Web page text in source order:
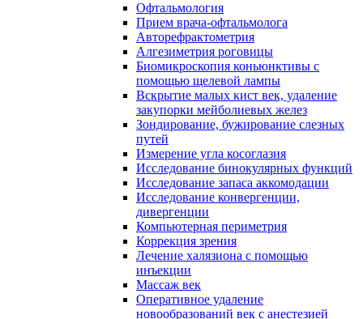
Офтальмология
Прием врача-офтальмолога
Авторефрактометрия
Алгезиметрия роговицы
Биомикроскопия коньюнктивы с
помощью щелевой лампы
Вскрытие малых кист век, удаление
закупорки мейболиевых желез
Зондирование, бужирование слезных
путей
Измерение угла косоглазия
Исследование бинокулярных функций
Исследование запаса аккомодации
Исследование конвергенции,
дивергенции
Компьютерная периметрия
Коррекция зрения
Лечение халязиона с помощью
инъекции
Массаж век
Оперативное удаление
новообразований век с анестезией